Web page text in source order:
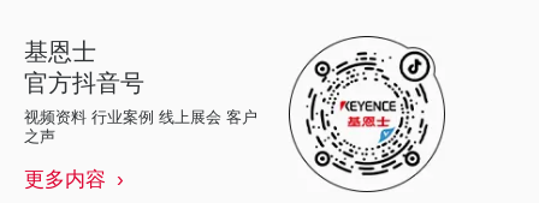
基恩士
官方抖音号
视频资料 行业案例 线上展会 客户
之声
更多内容